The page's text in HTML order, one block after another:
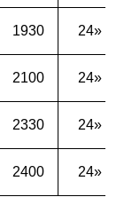
1930 24»
2100 24»
2330 24»
2400 24»